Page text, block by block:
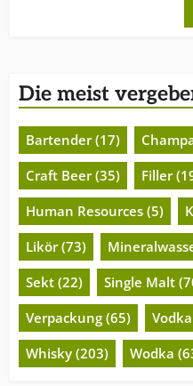
Die meist
Bartender (17)
Craft Beer (35)
Filler
Human Resources (5)
Likör (73)
Sekt (22)
Single Malt
Verpackung (65)
Whisky (203)
Wodka